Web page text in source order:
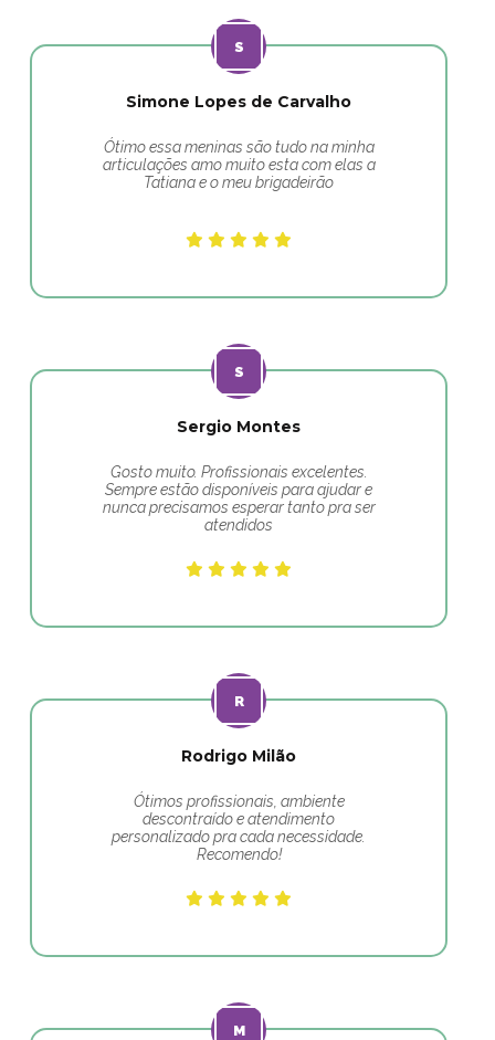
Simone Lopes de Carvalho
Ótimo essa meninas são tudo na minha
articulações amo muito esta com elas a
Tatiana e o meu brigadeirão
Sergio Montes
Gosto muito. Profissionais excelentes.
Sempre estão disponíveis para ajudar e
nunca precisamos esperar tanto pra ser
atendidos
Rodrigo Milão
Ótimos profissionais, ambiente
descontraído e atendimento
personalizado pra cada necessidade.
Recomendo!